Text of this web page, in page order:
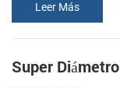
Leer Más